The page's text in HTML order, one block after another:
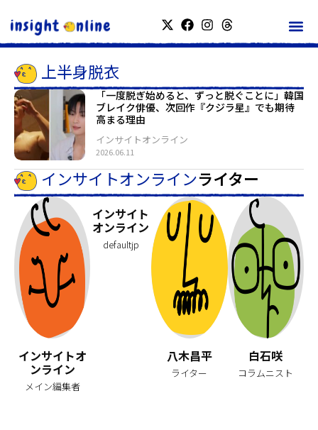
上半身脱衣
「一度脱ぎ始めると、ずっと脱ぐことに」韓国
ブレイク俳優、次回作『クジラ星』でも期待
高まる理由
2026.06.11
インサイトオンライン
インサイトオンラインライター
インサイトオ
ンライン
メイン編集者
インサイト
オンライン
defaultjp
八木昌平
ライター
白石咲
コラムニスト